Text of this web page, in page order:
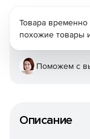
Описание
Товара
похожие товары
Поможем с